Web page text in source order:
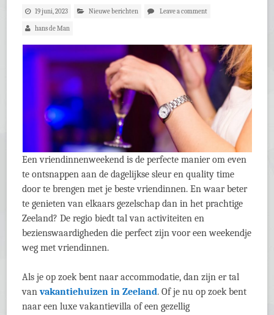
19 juni, 2023 Nieuwe berichten Leave a comment
hans de Man
Een vriendinnenweekend is de perfecte manier om even
te ontsnappen aan de dagelijkse sleur en quality time
door te brengen met je beste vriendinnen. En waar beter
te genieten van elkaars gezelschap dan in het prachtige
Zeeland? De regio biedt tal van activiteiten en
bezienswaardigheden die perfect zijn voor een weekendje
weg met vriendinnen.
Als je op zoek bent naar accommodatie, dan zijn er tal
vanvakantiehuizen in Zeeland. Of je nu op zoek bent
naar een luxe vakantievilla of een gezellig